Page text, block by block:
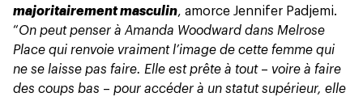
majoritairement masculin, amorce Jennifer Padjemi.
“On peut penser à Amanda Woodward dans Melrose
Place qui renvoie vraiment l’image de cette femme qui
ne se laisse pas faire. Elle est prête à tout– voire à faire
des coups bas – pour accéder à un statut supérieur, elle